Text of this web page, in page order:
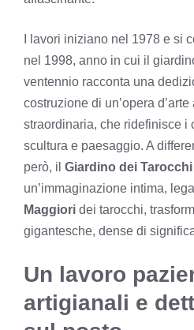
I lavori iniziano nel 1978 e si
nel 1998, anno in cui il
ventennio racconta una
costruzione di un’opera
straordinaria, che ridefinisce i
scultura e paesaggio. A
però, il Giardino dei Tarocchi
un’immaginazione intima,
Maggiori dei tarocchi,
gigantesche, dense di
Un lavoro
artigianali e